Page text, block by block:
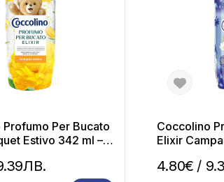
Per Bucato
Estivo 342 ml –
4.80€ /
Coccolino
Elixir
за пране